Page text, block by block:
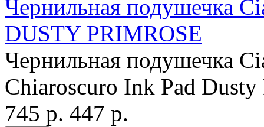
Чернильная подушечка
DUSTY PRIMROSE
Чернильная подушечка
Chiaroscuro Ink Pad Dusty
745 р. 447 р.